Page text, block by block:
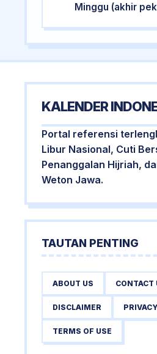
Minggu (akhir
KALENDER
Portal referensi
Libur Nasional, Cuti
Penanggalan Hijriah,
Weton Jawa.
TAUTAN PENTING
ABOUT US CONTACT
DISCLAIMER
TERMS OF USE